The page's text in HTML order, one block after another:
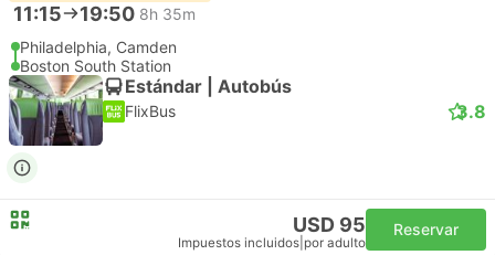
11:15 19:50 8h 35m
Philadelphia, Camden
Boston South Station
Estándar | Autobús
FlixBus 3.8
USD 95
Impuestos incluidos por adulto
Reservar